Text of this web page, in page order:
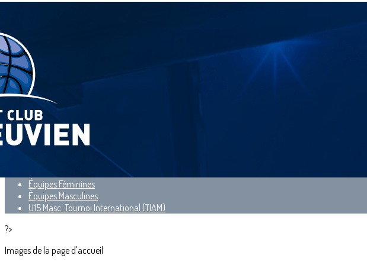
Menu
<
>
Équipes Féminines
Équipes Masculines
U15 Masc. Tournoi International (TIAM)
?>
Images de la page d'accueil